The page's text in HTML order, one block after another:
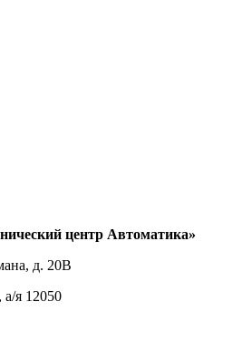
центр Автоматика»
д. 20В
а/я 12050